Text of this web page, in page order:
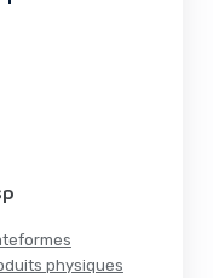
physiques